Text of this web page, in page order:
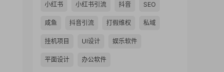
小红书 小红书引流 抖音 SEO
咸鱼 抖音引流 打假维权 私域
挂机项目 UI设计 娱乐软件
平面设计 办公软件